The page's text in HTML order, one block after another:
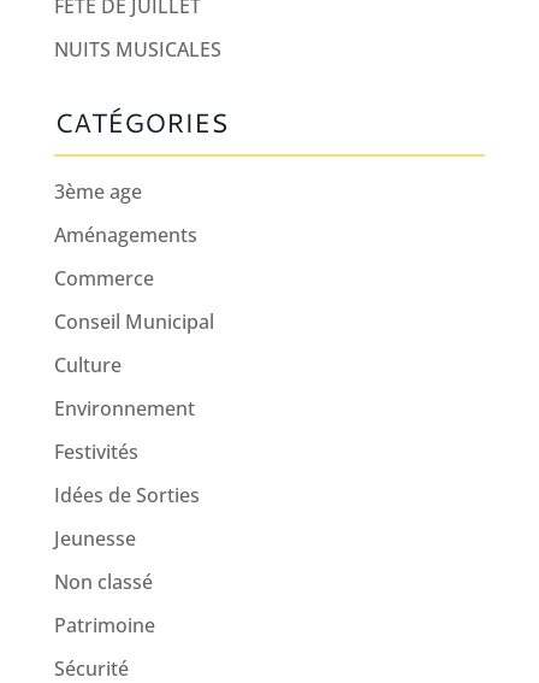
FÊTE DE JUILLET
NUITS MUSICALES
CATÉGORIES
3ème age
Aménagements
Commerce
Conseil Municipal
Culture
Environnement
Festivités
Idées de Sorties
Jeunesse
Non classé
Patrimoine
Sécurité